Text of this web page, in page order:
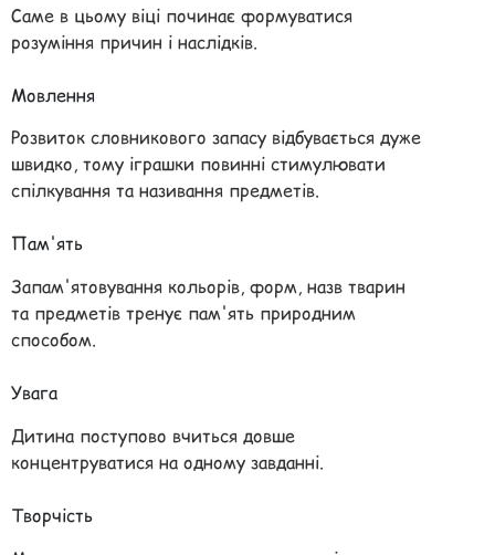
Саме в цьому віці починає формуватися
розуміння причин і наслідків.
Мовлення
Розвиток словникового запасу відбувається дуже
швидко, тому іграшки повинні стимулювати
спілкування та називання предметів.
Пам'ять
Запам'ятовування кольорів, форм, назв тварин
та предметів тренує пам'ять природним
способом.
Увага
Дитина поступово вчиться довше
концентруватися на одному завданні.
Творчість